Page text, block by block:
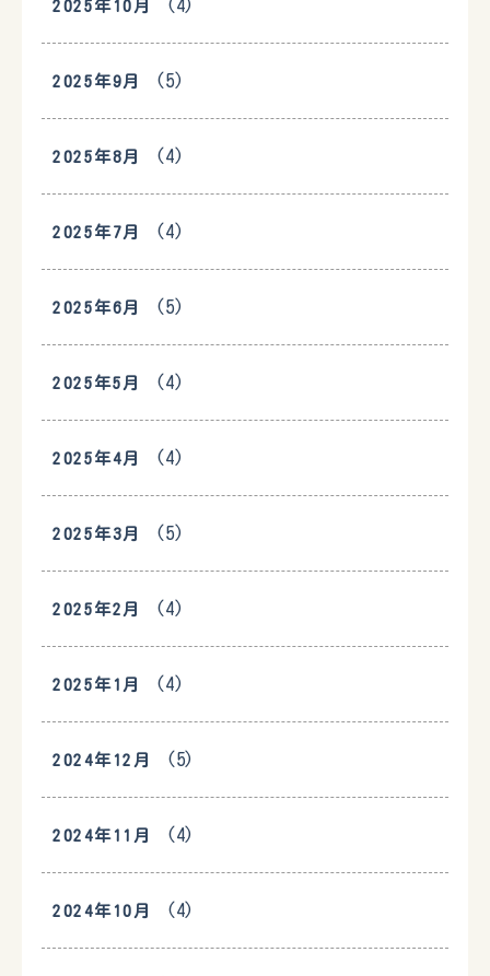
2025年10月 (4)
2025年9月 (5)
2025年8月 (4)
2025年7月 (4)
2025年6月 (5)
2025年5月 (4)
2025年4月 (4)
2025年3月 (5)
2025年2月 (4)
2025年1月 (4)
2024年12月 (5)
2024年11月 (4)
2024年10月 (4)